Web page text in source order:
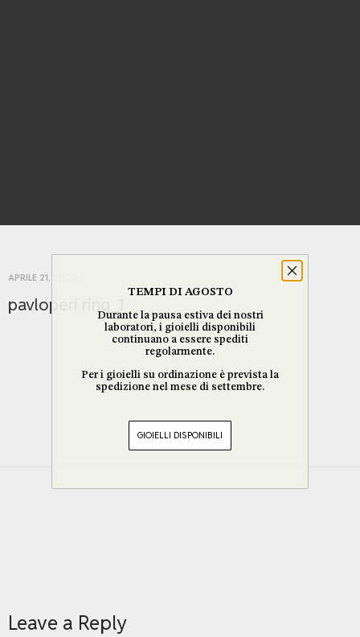
APRILE 21, 2020
pavloperi ring_1
Leave a Reply
TEMPI DI AGOSTO
Durante la pausa estiva dei nostri
laboratori, i gioielli disponibili
continuano a essere spediti
regolarmente.
Per i gioielli su ordinazione è prevista la
spedizione nel mese di settembre.
GIOIELLI DISPONIBILI